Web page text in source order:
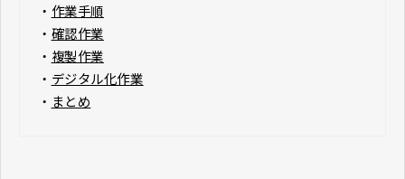
・ 作業手順
・ 確認作業
・ 複製作業
・ デジタル化作業
・ まとめ